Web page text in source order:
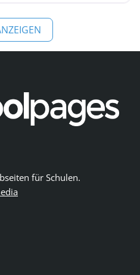
für Schulen.